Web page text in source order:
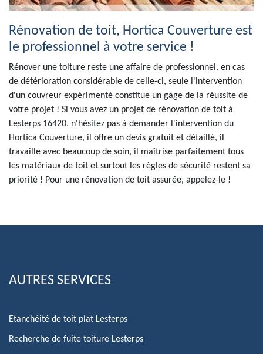
Rénovation de toit, Hortica Couverture est
le professionnel à votre service !
Rénover une toiture reste une affaire de professionnel, en cas
de détérioration considérable de celle-ci, seule l'intervention
d'un couvreur expérimenté constitue un gage de la réussite de
votre projet ! Si vous avez un projet de rénovation de toit à
Lesterps 16420, n'hésitez pas à demander l'intervention du
Hortica Couverture, il offre un devis gratuit et détaillé, il
travaille avec beaucoup de soin, il maîtrise parfaitement tous
les matériaux de toit et surtout les règles de sécurité restent sa
priorité ! Pour une rénovation de toit assurée, appelez-le !
AUTRES SERVICES
Etanchéité de toit plat Lesterps
Recherche de fuite toiture Lesterps